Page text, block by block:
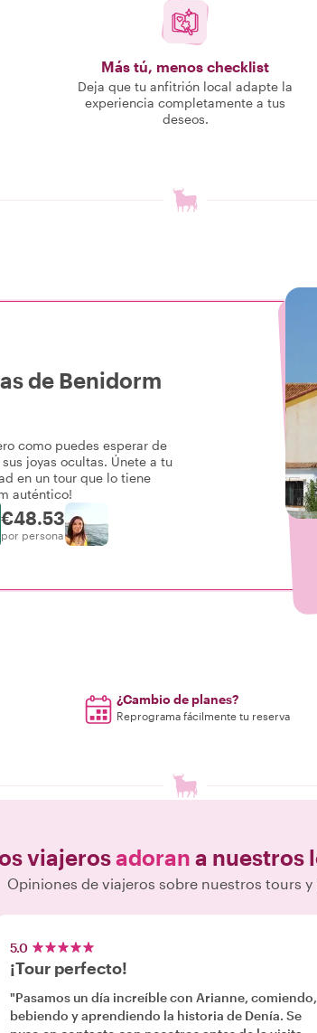
Más tú, menos checklist
Deja que tu anfitrión local adapte la
experiencia completamente a tus
deseos.
de Benidorm
como puedes esperar de
joyas ocultas. Únete a tu
en un tour que lo tiene
auténtico!
€48.53
por persona
¿Cambio de planes?
Reprograma fácilmente tu reserva
viajerosadoran a nuestros
Opiniones de viajeros sobre nuestros tours y
5.0
¡Tour perfecto!
"Pasamos un día increíble con Arianne, comiendo,
bebiendo y aprendiendo la historia de Denía. Se